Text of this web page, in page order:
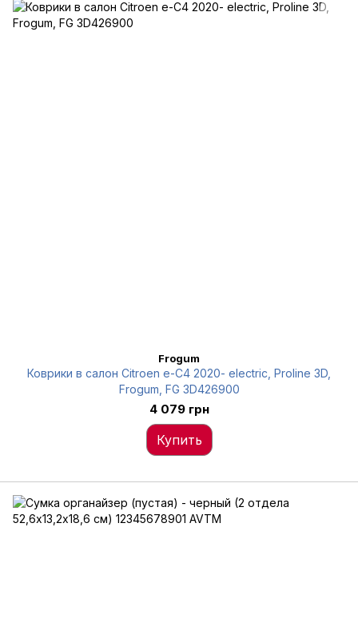
Frogum
Коврики в салон Citroen e-C4 2020- electric, Proline 3D,
Frogum, FG 3D426900
4 079 грн
Купить